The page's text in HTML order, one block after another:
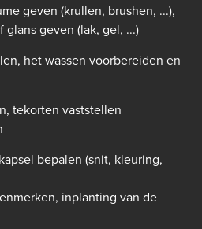
geven (krullen, brushen, ...),
geven (lak, gel, ...)
het wassen voorbereiden en
tekorten vaststellen
bepalen (snit, kleuring,
inplanting van de